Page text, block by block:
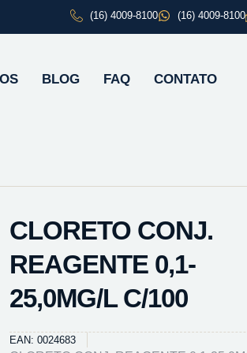
(16) 4009-8100 (16) 4009-8100
BLOG FAQ CONTATO
CLORETO CONJ.
REAGENTE 0,1-
25,0MG/L C/100
EAN: 0024683